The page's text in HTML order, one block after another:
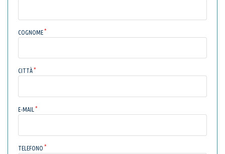
COGNOME
CITTÀ
E-MAIL
TELEFONO